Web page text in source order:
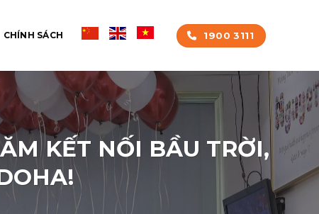
CHÍNH SÁCH 1900 3111
KẾT NỐI BẦU TRỜI,